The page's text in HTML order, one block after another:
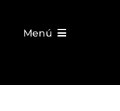
Menú
Actualidad